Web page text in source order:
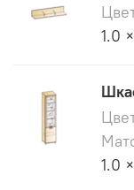
1.0
1.0